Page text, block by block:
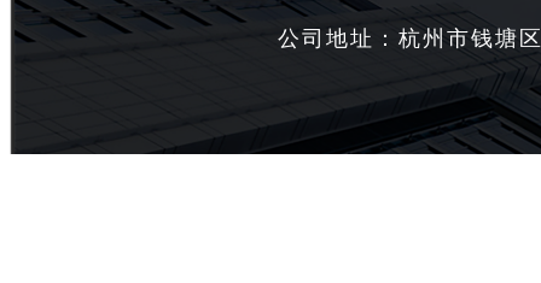
公司地址：杭州市钱塘